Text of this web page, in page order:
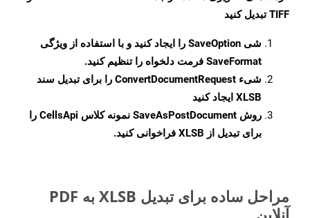
TIFF تبدیل کنید
شی SaveOption را ایجاد کنید و با استفاده از ویژگی
SaveFormat فرمت دلخواه را تنظیم کنید.
شیء ConvertDocumentRequest را برای تبدیل سند
XLSB ایجاد کنید
روش SaveAsPostDocument
نمونه کلاس CellsApi را
برای تبدیل از XLSB فراخوانی کنید.
مراحل ساده برای تبدیل XLSB به PDF